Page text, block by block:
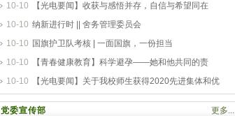
10-10
【光电要闻】收获与感悟并存，自信与希望同在
10-10 纳新进行时 || 舍务管理委员会
10-10 国旗护卫队考核 | 一面国旗，一份担当
10-10
【青春健康教育】科学避孕——她和他共同的责
10-10
【光电要闻】关于我校师生获得2020先进集体和优
党委宣传部 更多...